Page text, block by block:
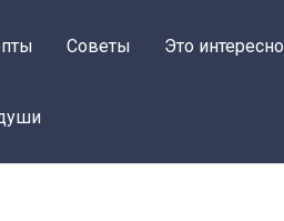
Советы Это интересно